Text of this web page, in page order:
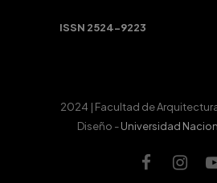
ISSN 2524-9223
2024 | Facultad de
Diseño -Universidad